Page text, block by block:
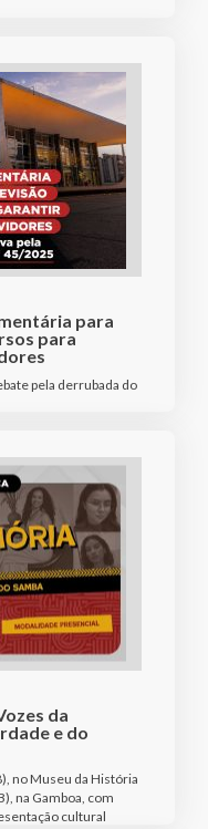
para
para
pela derrubada do
da
e do
no Museu da História
na Gamboa, com
cultural